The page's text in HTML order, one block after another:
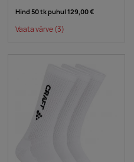
Hind 50 tk puhul129,00 €
Vaata värve(3)